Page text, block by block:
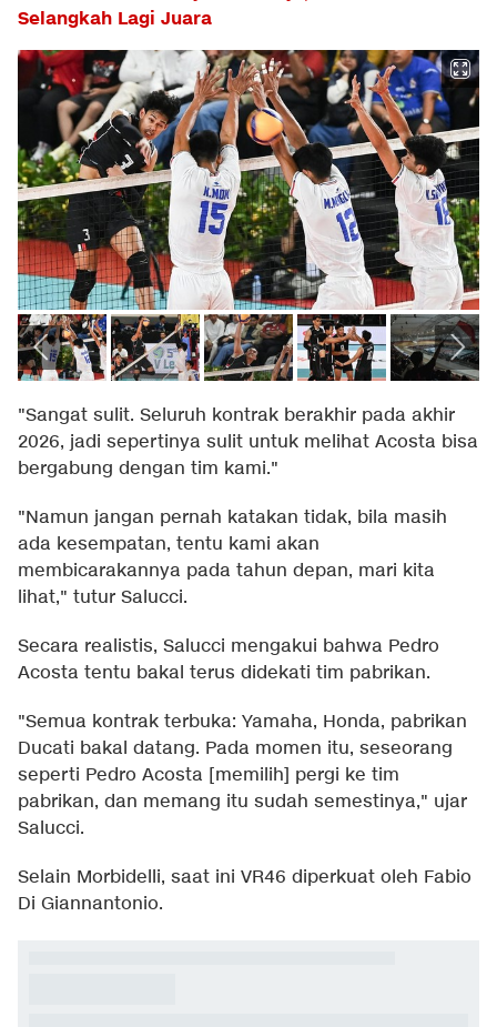
Selangkah Lagi Juara
"Sangat sulit. Seluruh kontrak berakhir pada akhir
2026, jadi sepertinya sulit untuk melihat Acosta bisa
bergabung dengan tim kami."
"Namun jangan pernah katakan tidak, bila masih
ada kesempatan, tentu kami akan
membicarakannya pada tahun depan, mari kita
lihat," tutur Salucci.
Secara realistis, Salucci mengakui bahwa Pedro
Acosta tentu bakal terus didekati tim pabrikan.
"Semua kontrak terbuka: Yamaha, Honda, pabrikan
Ducati bakal datang. Pada momen itu, seseorang
seperti Pedro Acosta [memilih] pergi ke tim
pabrikan, dan memang itu sudah semestinya," ujar
Salucci.
Selain Morbidelli, saat ini VR46 diperkuat oleh Fabio
Di Giannantonio.